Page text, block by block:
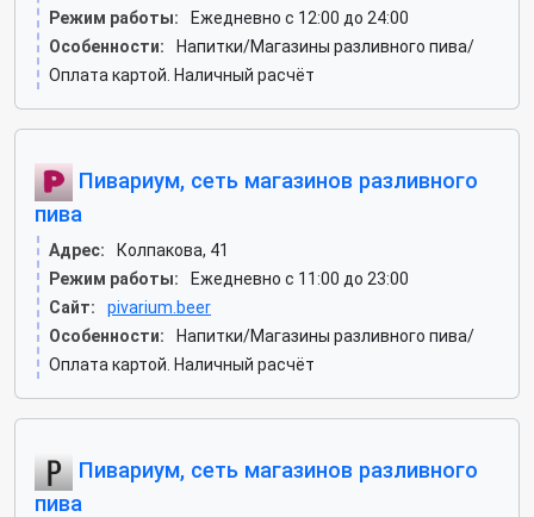
Режим работы:
Ежедневно с 12:00 до 24:00
Особенности:
Напитки/Магазины разливного пива/
Оплата картой. Наличный расчёт
Пивариум, сеть магазинов разливного
пива
Адрес:
Колпакова, 41
Режим работы:
Ежедневно с 11:00 до 23:00
Сайт:
pivarium.beer
Особенности:
Напитки/Магазины разливного пива/
Оплата картой. Наличный расчёт
Пивариум, сеть магазинов разливного
пива